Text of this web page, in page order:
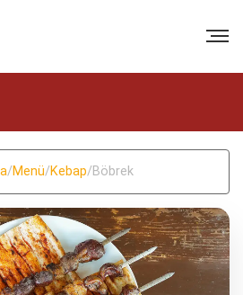
ARAYIN
57 58
57 58
/Menü/Kebap/Böbrek